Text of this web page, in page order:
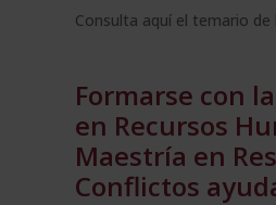
Consulta aquí el temario de
Formarse con
en Recursos
Maestría en
Conflictos